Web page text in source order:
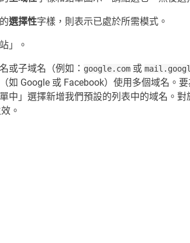
選擇性字樣，則表示已處於所需模式。
」。
或子域名（例如： google.com 或
如 Google 或 Facebook）使用多個域名。
中」選擇新增我們預設的列表中的域名。對
。